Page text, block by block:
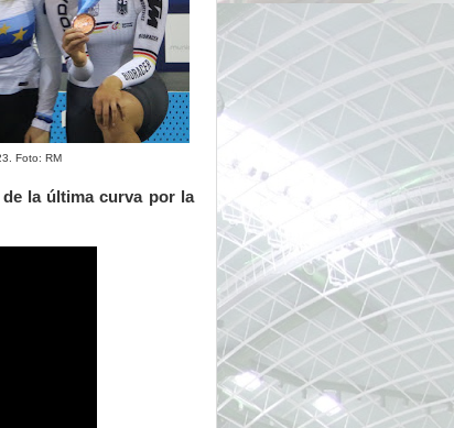
Foto: RM
la última curva por la